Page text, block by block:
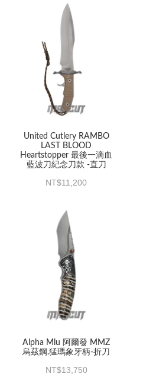
United Cutlery RAMBO
LAST BLOOD
Heartstopper 最後一滴血
藍波刀紀念刀款 -直刀
11,200
Alpha Mlu 阿爾發 MMZ
烏茲鋼.猛瑪象牙柄-折刀
13,750